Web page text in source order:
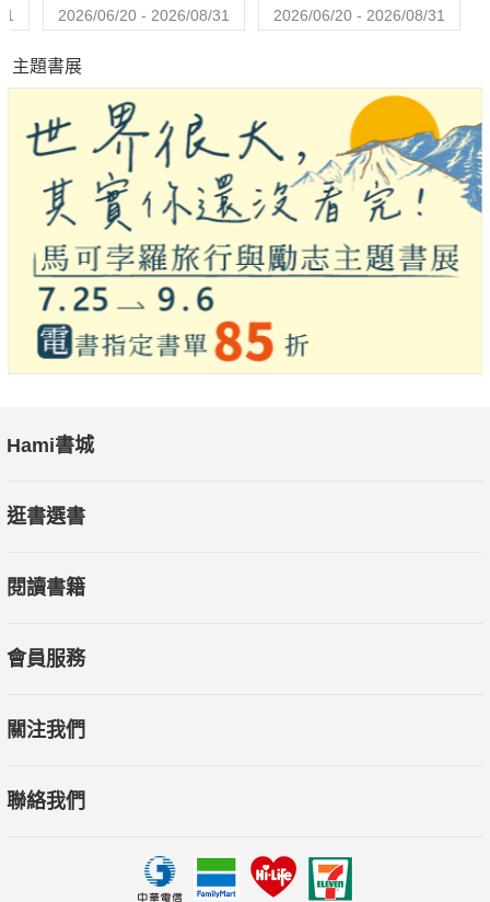
2026/06/20 - 2026/08/31 2026/06/20 - 2026/08/31
主題書展
Hami書城
逛書選書
閱讀書籍
會員服務
關注我們
聯絡我們